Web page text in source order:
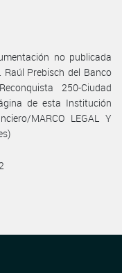
no publicada
Prebisch del Banco
250-Ciudad
de esta Institución
MARCO LEGAL Y